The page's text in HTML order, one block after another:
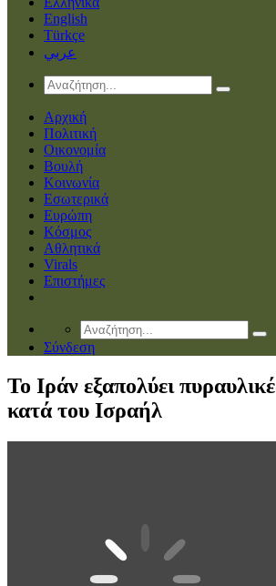
English
Türkçe
عربي
Αρχική
Πολιτική
Οικονομία
Βουλή
Κοινωνία
Εσωτερικά
Ευρώπη
Κόσμος
Αθλητικά
Virals
Επιστήμες
Σύνδεση
Το Ιράν εξαπολύει
κατά του Ισραήλ